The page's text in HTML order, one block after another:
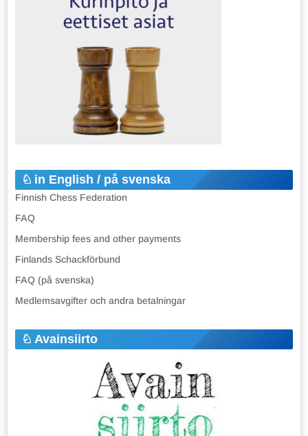
in English / på svenska
Finnish Chess Federation
FAQ
Membership fees and other payments
Finlands Schackförbund
FAQ (på svenska)
Medlemsavgifter och andra betalningar
Avainsiirto